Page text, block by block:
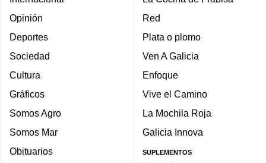
Opinión
Deportes
Sociedad
Cultura
Gráficos
Somos Agro
Somos Mar
Obituarios
Red
Plata o plomo
Ven A Galicia
Enfoque
Vive el Camino
La Mochila Roja
Galicia Innova
SUPLEMENTOS